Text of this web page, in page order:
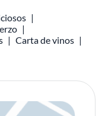
Carta de vinos